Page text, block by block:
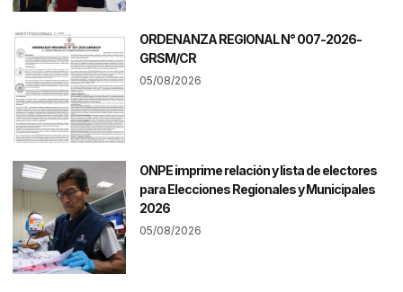
ORDENANZA REGIONAL N° 007-2026-
GRSM/CR
05/08/2026
ONPE imprime relación y lista de electores
para Elecciones Regionales y Municipales
2026
05/08/2026